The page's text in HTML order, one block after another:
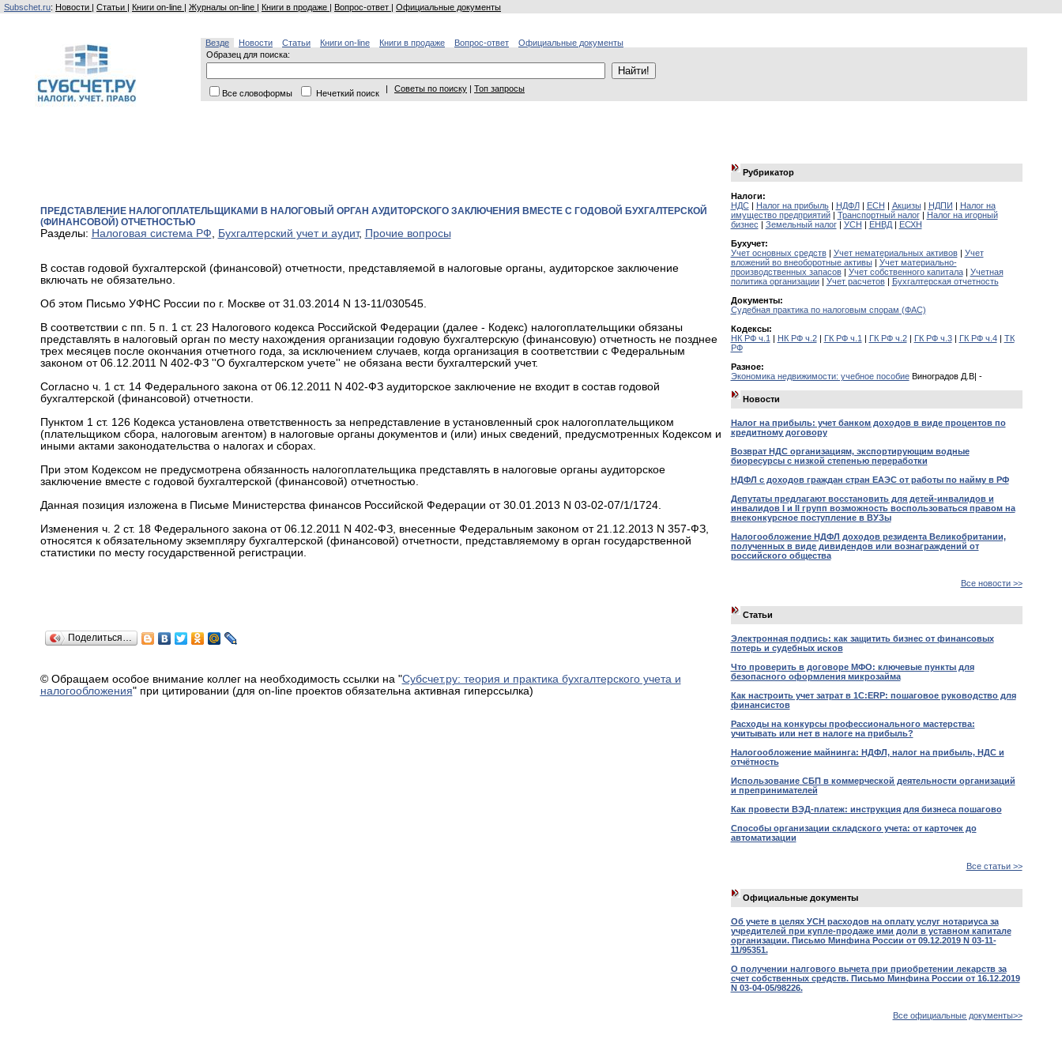
Subschet.ru: Новости | Статьи | Книги on-line | Журналы on-line | Книги в продаже | Вопрос-ответ | Официальные документы
Везде Новости Статьи Книги on-line Книги в продаже Вопрос-ответ
Официальные документы
Образец для поиска:
Все словоформы Нечеткий поиск | Советы по поиску | Топ запросы
ПРЕДСТАВЛЕНИЕ НАЛОГОПЛАТЕЛЬЩИКАМИ В НАЛОГОВЫЙ ОРГАН АУДИТОРСКОГО ЗАКЛЮЧЕНИЯ ВМЕСТЕ С ГОДОВОЙ БУХГАЛТЕРСКОЙ
(ФИНАНСОВОЙ) ОТЧЕТНОСТЬЮ
Разделы: Налоговая система РФ, Бухгалтерский учет и аудит, Прочие вопросы
В состав годовой бухгалтерской (финансовой) отчетности, представляемой в налоговые органы, аудиторское заключение
включать не обязательно.
Об этом Письмо УФНС России по г. Москве от 31.03.2014 N 13-11/030545.
В соответствии с пп. 5 п. 1 ст. 23 Налогового кодекса Российской Федерации (далее - Кодекс) налогоплательщики обязаны
представлять в налоговый орган по месту нахождения организации годовую бухгалтерскую (финансовую) отчетность не позднее
трех месяцев после окончания отчетного года, за исключением случаев, когда организация в соответствии с Федеральным
законом от 06.12.2011 N 402-ФЗ ''О бухгалтерском учете'' не обязана вести бухгалтерский учет.
Согласно ч. 1 ст. 14 Федерального закона от 06.12.2011 N 402-ФЗ аудиторское заключение не входит в состав годовой
бухгалтерской (финансовой) отчетности.
Пунктом 1 ст. 126 Кодекса установлена ответственность за непредставление в установленный срок налогоплательщиком
(плательщиком сбора, налоговым агентом) в налоговые органы документов и (или) иных сведений, предусмотренных Кодексом и
иными актами законодательства о налогах и сборах.
При этом Кодексом не предусмотрена обязанность налогоплательщика представлять в налоговые органы аудиторское
заключение вместе с годовой бухгалтерской (финансовой) отчетностью.
Данная позиция изложена в Письме Министерства финансов Российской Федерации от 30.01.2013 N 03-02-07/1/1724.
Изменения ч. 2 ст. 18 Федерального закона от 06.12.2011 N 402-ФЗ, внесенные Федеральным законом от 21.12.2013 N 357-ФЗ,
относятся к обязательному экземпляру бухгалтерской (финансовой) отчетности, представляемому в орган государственной
статистики по месту государственной регистрации.
Поделиться…
© Обращаем особое внимание коллег на необходимость ссылки на "Субсчет.ру: теория и практика бухгалтерского учета и
налогообложения" при цитировании (для on-line проектов обязательна активная гиперссылка)
Рубрикатор
Налоги:
НДС| Налог на прибыль| НДФЛ| ЕСН | Акцизы| НДПИ | Налог на
имущество предприятий| Транспортный налог| Налог на игорный
бизнес | Земельный налог| УСН | ЕНВД| ЕСХН
Бухучет:
Учет основных средств| Учет нематериальных активов| Учет
вложений во внеоборотные активы| Учет материально-
производственных запасов| Учет собственного капитала| Учетная
политика организации| Учет расчетов| Бухгалтерская отчетность
Документы:
Судебная практика по налоговым спорам (ФАС)
Кодексы:
НК РФ ч.1 | НК РФ ч.2| ГК РФ ч.1 | ГК РФ ч.2| ГК РФ ч.3| ГК РФ ч.4| ТК
РФ
Разное:
Экономика недвижимости: учебное пособиеВиноградов Д.В| -
Новости
Налог на прибыль: учет банком доходов в виде процентов по
кредитному договору
Возврат НДС организациям, экспортирующим водные
биоресурсы с низкой степенью переработки
НДФЛ с доходов граждан стран ЕАЭС от работы по найму в РФ
Депутаты предлагают восстановить для детей-инвалидов и
инвалидов I и II групп возможность воспользоваться правом на
внеконкурсное поступление в ВУЗы
Налогообложение НДФЛ доходов резидента Великобритании,
полученных в виде дивидендов или вознаграждений от
российского общества
Все новости >>
Статьи
Электронная подпись: как защитить бизнес от финансовых
потерь и судебных исков
Что проверить в договоре МФО: ключевые пункты для
безопасного оформления микрозайма
Как настроить учет затрат в 1С:ERP: пошаговое руководство для
финансистов
Расходы на конкурсы профессионального мастерства:
учитывать или нет в налоге на прибыль?
Налогообложение майнинга: НДФЛ, налог на прибыль, НДС и
отчётность
Использование СБП в коммерческой деятельности организаций
и препринимателей
Как провести ВЭД-платеж: инструкция для бизнеса пошагово
Способы организации складского учета: от карточек до
автоматизации
Все статьи >>
Официальные документы
Об учете в целях УСН расходов на оплату услуг нотариуса за
учредителей при купле-продаже ими доли в уставном капитале
организации. Письмо Минфина России от 09.12.2019 N 03-11-
11/95351.
О получении налгового вычета при приобретении лекарств за
счет собственных средств. Письмо Минфина России от 16.12.2019
N 03-04-05/98226.
Все официальные документы>>